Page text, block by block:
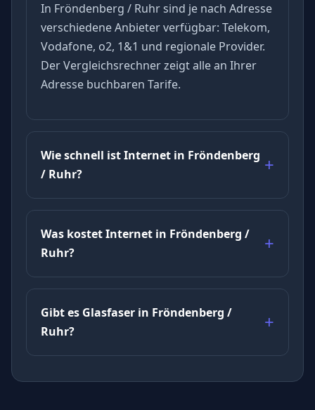
In Fröndenberg / Ruhr sind je nach Adresse
verschiedene Anbieter verfügbar: Telekom,
Vodafone, o2, 1&1 und regionale Provider.
Der Vergleichsrechner zeigt alle an Ihrer
Adresse buchbaren Tarife.
Wie schnell ist Internet in Fröndenberg
/ Ruhr?
Was kostet Internet in Fröndenberg /
Ruhr?
Gibt es Glasfaser in Fröndenberg /
Ruhr?